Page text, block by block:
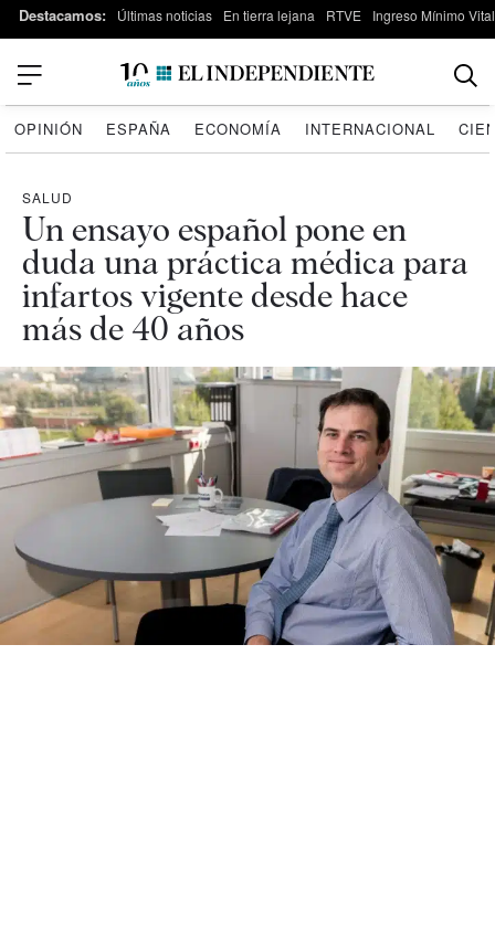
Destacamos: Últimas noticias En tierra lejana RTVE Ingreso Mínimo Vital
OPINIÓN ESPAÑA ECONOMÍA INTERNACIONAL
SALUD
Un ensayo español pone en
duda una práctica médica para
infartos vigente desde hace
más de 40 años